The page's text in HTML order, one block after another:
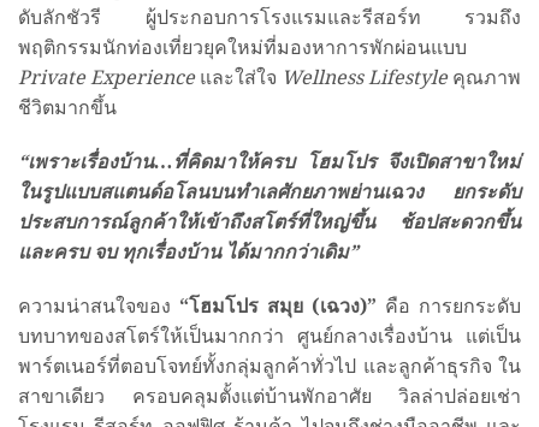
ดับลักชัวรี ผู้ประกอบการโรงแรมและรีสอร์ท รวมถึง
พฤติกรรมนักท่องเที่ยวยุคใหม่ที่มองหาการพักผ่อนแบบ
Private Experienceและใส่ใจ Wellness Lifestyleคุณภาพ
ชีวิตมากขึ้น
“เพราะเรื่องบ้าน…ที่คิดมาให้ครบ โฮมโปร จึงเปิดสาขาใหม่
ในรูปแบบสแตนด์อโลนบนทำเลศักยภาพย่านเฉวง ยกระดับ
ประสบการณ์ลูกค้าให้เข้าถึงสโตร์ที่ใหญ่ขึ้น ช้อปสะดวกขึ้น
และครบ จบ ทุกเรื่องบ้าน ได้มากกว่าเดิม”
ความน่าสนใจของ “โฮมโปร สมุย (เฉวง)” คือ การยกระดับ
บทบาทของสโตร์ให้เป็นมากกว่า ศูนย์กลางเรื่องบ้าน แต่เป็น
พาร์ตเนอร์ที่ตอบโจทย์ทั้งกลุ่มลูกค้าทั่วไป และลูกค้าธุรกิจ ใน
สาขาเดียว ครอบคลุมตั้งแต่บ้านพักอาศัย วิลล่าปล่อยเช่า